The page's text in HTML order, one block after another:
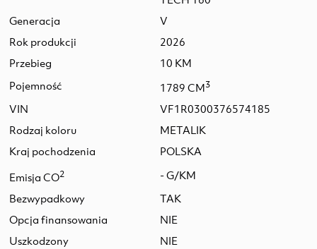
Generacja
V
Rok produkcji
2026
Przebieg
10 KM
Pojemność
1789 CM3
VIN
VF1R0300376574185
Rodzaj koloru
METALIK
Kraj pochodzenia
POLSKA
Emisja CO2
- G/KM
Bezwypadkowy
TAK
Opcja finansowania
NIE
Uszkodzony
NIE